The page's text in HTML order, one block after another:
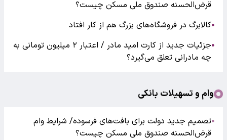
قرض‌الحسنه صندوق ملی مسکن چیست؟
●کالابرگ در فروشگاه‌های بزرگ هم از کار افتاد
●
جزئیات جدید از کارت امید مادر / اعتبار ۲ میلیون تومانی به
چه مادرانی تعلق می‌گیرد؟
وام و تسهیلات بانکی
●تصمیم جدید دولت برای بافت‌های فرسوده/ شرایط وام
قرض‌الحسنه صندوق ملی مسکن چیست؟